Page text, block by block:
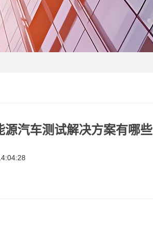
汽车测试解决方案有哪些